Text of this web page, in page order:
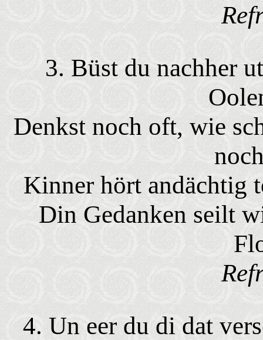
3. Büst du nachher
Denkst noch oft, wie
Kinner hört andächtig
Din Gedanken seilt
4. Un eer du di dat